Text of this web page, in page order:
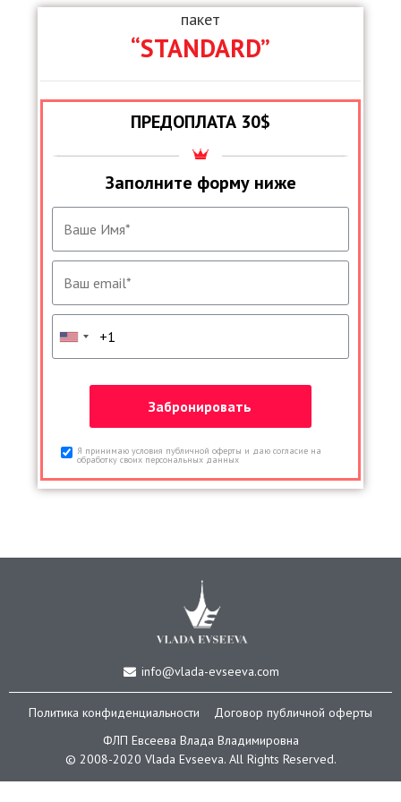
пакет
“STANDARD”
ПРЕДОПЛАТА 30$
Заполните форму ниже
Я принимаю условия публичной оферты и даю согласие на
обработку своих персональных данных
info@vlada-evseeva.com
Политика конфиденциальности
Договор публичной оферты
ФЛП Евсеева Влада Владимировна
© 2008-2020 Vlada Еvseeva. All Rights Reserved.